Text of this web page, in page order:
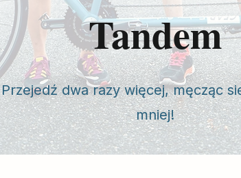
Tandem
Przejedź dwa razy więcej, męcząc
mniej!